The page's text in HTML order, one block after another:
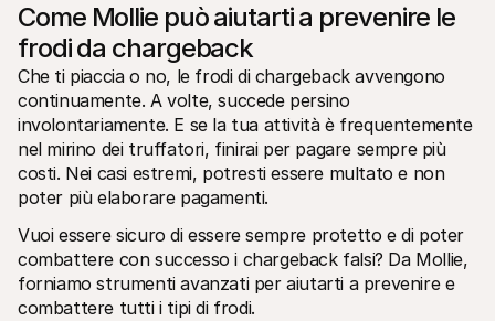
Come Mollie può aiutarti a prevenire le
frodi da chargeback
Che ti piaccia o no, le frodi di chargeback avvengono
continuamente. A volte, succede persino
involontariamente. E se la tua attività è frequentemente
nel mirino dei truffatori, finirai per pagare sempre più
costi. Nei casi estremi, potresti essere multato e non
poter più elaborare pagamenti.
Vuoi essere sicuro di essere sempre protetto e di poter
combattere con successo i chargeback falsi? Da Mollie,
forniamo strumenti avanzati per aiutarti a prevenire e
combattere tutti i tipi di frodi.